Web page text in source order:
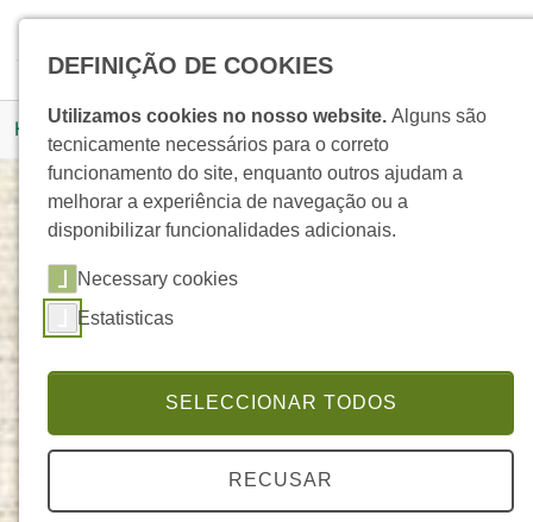
Skip to main navigation
Skip to main content
Skip to page footer
Pesquisar
You are here:
Homepage Produtos Detalhe Produto
Stress Pausa
PURE NATURE
DEFINIÇÃO DE COOKIES
Utilizamos cookies no nosso website. Alguns são
tecnicamente necessários para o correto
funcionamento do site, enquanto outros ajudam a
melhorar a experiência de navegação ou a
disponibilizar funcionalidades adicionais.
Necessary cookies
Estatisticas
SELECCIONAR TODOS
RECUSAR